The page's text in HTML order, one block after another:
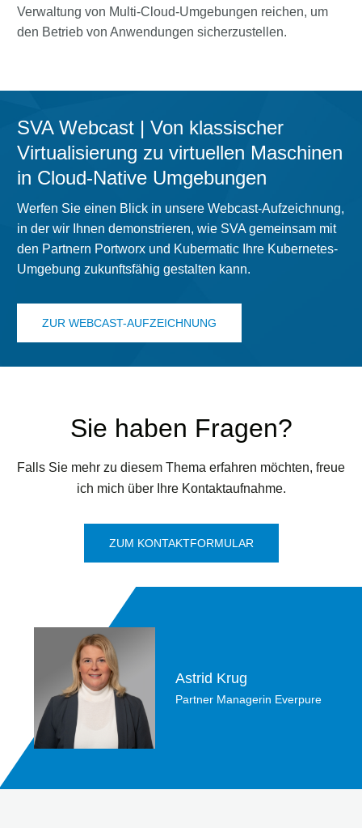
Verwaltung von Multi-Cloud-Umgebungen reichen, um
den Betrieb von Anwendungen sicherzustellen.
SVA Webcast | Von klassischer
Virtualisierung zu virtuellen Maschinen
in Cloud-Native Umgebungen
Werfen Sie einen Blick in unsere Webcast-Aufzeichnung,
in der wir Ihnen demonstrieren, wie SVA gemeinsam mit
den Partnern Portworx und Kubermatic Ihre Kubernetes-
Umgebung zukunftsfähig gestalten kann.
ZUR WEBCAST-AUFZEICHNUNG
Sie haben Fragen?
Falls Sie mehr zu diesem Thema erfahren möchten, freue
ich mich über Ihre Kontaktaufnahme.
ZUM KONTAKTFORMULAR
Astrid Krug
Partner Managerin Everpure